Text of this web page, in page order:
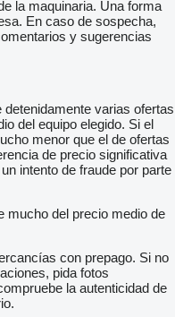
la maquinaria. Una forma
En caso de sospecha,
y sugerencias
varias ofertas
del equipo elegido. Si el
menor que el de ofertas
de precio significativa
intento de fraude por parte
mucho del precio medio de
con prepago. Si no
pida fotos
la autenticidad de